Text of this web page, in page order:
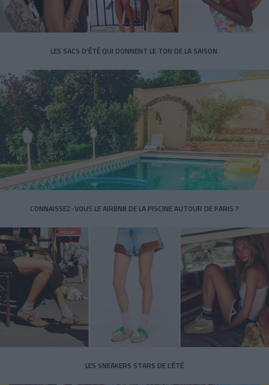
LES SACS D’ÉTÉ QUI DONNENT LE TON DE LA SAISON
CONNAISSEZ-VOUS LE AIRBNB DE LA PISCINE AUTOUR DE PARIS ?
LES SNEAKERS STARS DE L’ÉTÉ